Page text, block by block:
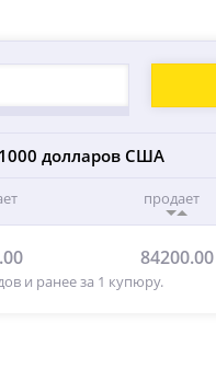
1000 долларов США
продает
84200.00
и ранее за 1 купюру.